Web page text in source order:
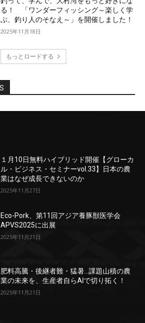
１月10日無料ハイブリッド開催【グローカ
ル・ビジネス・セミナーvol.33】日本の農
業はなぜ成長できないのか
2025年11月27日
Eco-Pork、第11回アジア養豚獣医学会
APVS2025に出展
2025年11月21日
肥料高騰・後継者難・猛暑…課題山積の農
業の未来を、生産者自らAIで切り拓く！
2025年11月21日